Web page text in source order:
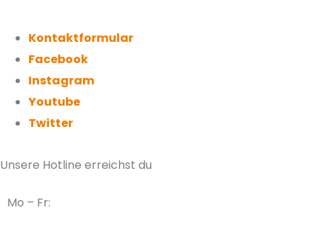
Kontaktformular
Facebook
Instagram
Youtube
Twitter
Unsere Hotline erreichst du
Mo – Fr: